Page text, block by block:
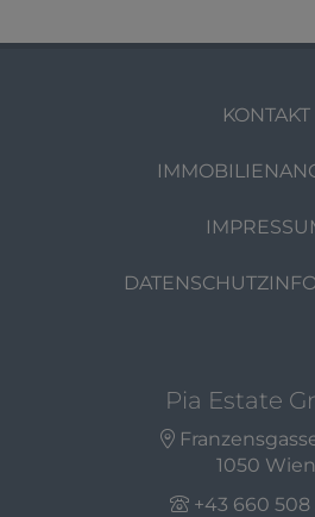
KONTAKT
Pia Estate
1050 Wien
+43 660 508